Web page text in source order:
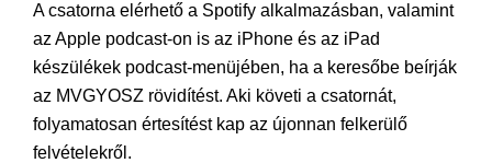
A csatorna elérhető a Spotify alkalmazásban, valamint
az Apple podcast-on is az iPhone és az iPad
készülékek podcast-menüjében, ha a keresőbe beírják
az MVGYOSZ rövidítést. Aki követi a csatornát,
folyamatosan értesítést kap az újonnan felkerülő
felvételekről.